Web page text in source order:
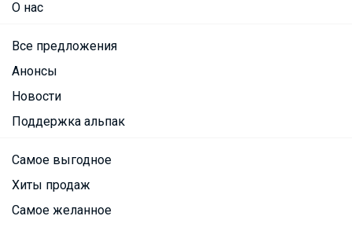
О нас
Все предложения
Анонсы
Новости
Поддержка альпак
Самое выгодное
Хиты продаж
Самое желанное